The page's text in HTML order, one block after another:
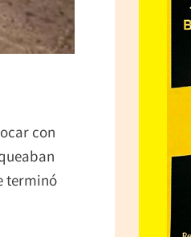
con
terminó